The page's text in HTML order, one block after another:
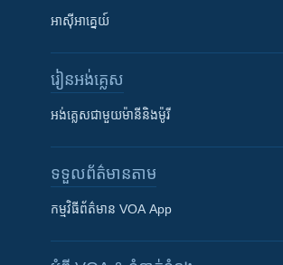
អាស៊ីអាគ្នេយ៍
រៀន​​អង់គ្លេស
អង់គ្លេស​ជាមួយ​ម៉ានី​និង​ម៉ូរី
ទទួល​ព័ត៌មាន​តាម
កម្មវិធី​ព័ត៌មាន VOA App